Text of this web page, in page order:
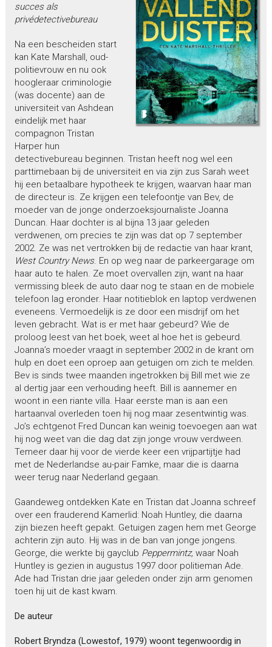
succes als
privédetectivebureau
Na een bescheiden start
kan Kate Marshall, oud-
politievrouw en nu ook
hoogleraar criminologie
(was docente) aan de
universiteit van Ashdean
eindelijk met haar
compagnon Tristan
Harper hun
detectivebureau beginnen. Tristan heeft nog wel een
parttimebaan bij de universiteit en via zijn zus Sarah weet
hij een betaalbare hypotheek te krijgen, waarvan haar man
de directeur is. Ze krijgen een telefoontje van Bev, de
moeder van de jonge onderzoeksjournaliste Joanna
Duncan. Haar dochter is al bijna 13 jaar geleden
verdwenen, om precies te zijn was dat op 7 september
2002. Ze was net vertrokken bij de redactie van haar krant,
West Country News. En op weg naar de parkeergarage om
haar auto te halen. Ze moet overvallen zijn, want na haar
vermissing bleek de auto daar nog te staan en de mobiele
telefoon lag eronder. Haar notitieblok en laptop verdwenen
eveneens. Vermoedelijk is ze door een misdrijf om het
leven gebracht. Wat is er met haar gebeurd? Wie de
proloog leest van het boek, weet al hoe het is gebeurd.
Joanna’s moeder vraagt in september 2002 in de krant om
hulp en doet een oproep aan getuigen om zich te melden.
Bev is sinds twee maanden ingetrokken bij Bill met wie ze
al dertig jaar een verhouding heeft. Bill is aannemer en
woont in een riante villa. Haar eerste man is aan een
hartaanval overleden toen hij nog maar zesentwintig was.
Jo’s echtgenot Fred Duncan kan weinig toevoegen aan wat
hij nog weet van die dag dat zijn jonge vrouw verdween.
Temeer daar hij voor de vierde keer een vrijpartijtje had
met de Nederlandse au-pair Famke, maar die is daarna
weer terug naar Nederland gegaan.
Gaandeweg ontdekken Kate en Tristan dat Joanna schreef
over een frauderend Kamerlid: Noah Huntley, die daarna
zijn biezen heeft gepakt. Getuigen zagen hem met George
achterin zijn auto. Hij was in de ban van jonge jongens.
George, die werkte bij gayclub Peppermintz,waar Noah
Huntley is gezien in augustus 1997 door politieman Ade.
Ade had Tristan drie jaar geleden onder zijn arm genomen
toen hij uit de kast kwam.
De auteur
Robert Bryndza (Lowestof, 1979) woont tegenwoordig in